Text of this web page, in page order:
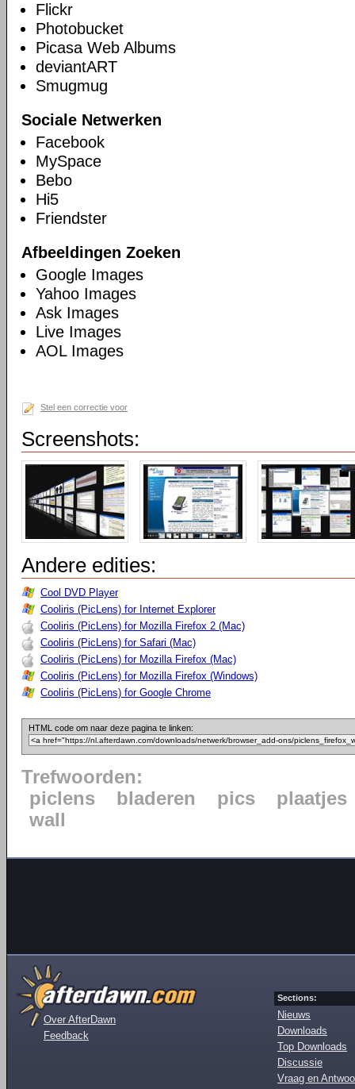
Flickr
Photobucket
Picasa Web Albums
deviantART
Smugmug
Sociale Netwerken
Facebook
MySpace
Bebo
Hi5
Friendster
Afbeeldingen Zoeken
Google Images
Yahoo Images
Ask Images
Live Images
AOL Images
Stel een correctie voor
Screenshots:
Andere edities:
Cool DVD Player
Cooliris (PicLens) for Internet Explorer
Cooliris (PicLens) for Mozilla Firefox 2 (Mac)
Cooliris (PicLens) for Safari (Mac)
Cooliris (PicLens) for Mozilla Firefox (Mac)
Cooliris (PicLens) for Mozilla Firefox (Windows)
Cooliris (PicLens) for Google Chrome
HTML code om naar deze pagina te linken:
Trefwoorden:
piclens
bladeren pics
plaatjes
wall
Over AfterDawn
Feedback
Sections:
Nieuws
Downloads
Top Downloads
Discussie
Vraag en